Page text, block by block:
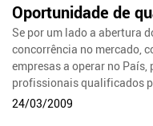
Oportunidade de
Se por um lado a abertura
concorrência no mercado,
empresas a operar no
profissionais qualificados
24/03/2009